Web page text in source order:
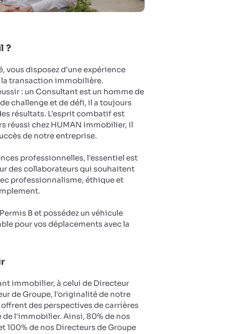
?
disposez d’une expérience
la transaction immobilière.
: un Consultant est un homme de
challenge et de défi, il a toujours
résultats. L’esprit combatif est
réussi chez HUMAN Immobilier, il
de notre entreprise.
professionnelles, l'essentiel est
des collaborateurs qui souhaitent
professionnalisme, éthique et
B et possédez un véhicule
pour vos déplacements avec la
immobilier, à celui de Directeur
de Groupe, l'originalité de notre
des perspectives de carrières
de l'immobilier. Ainsi, 80% de nos
100% de nos Directeurs de Groupe